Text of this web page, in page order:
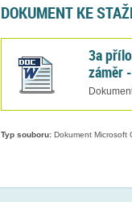
DOKUMENT KE
3a
záměr
Typ souboru:Dokument Microsoft